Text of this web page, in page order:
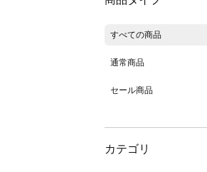
すべての商品
通常商品
セール商品
カテゴリ